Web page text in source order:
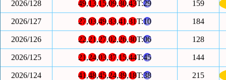
2026/128 49,13,15,09,30,43T:29 159
2026/127 27,03,49,33,41,31T:10 184
2026/126 22,21,27,02,26,30T:06 128
2026/125 21,24,03,37,15,44T:45 144
2026/124 41,48,45,24,39,18T:38 215